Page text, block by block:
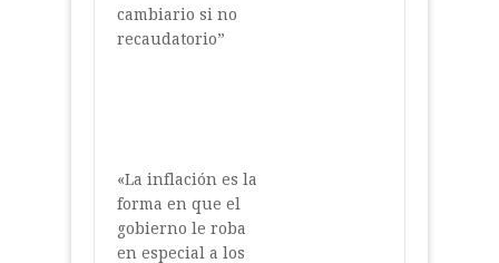
cambiario si no
recaudatorio”
«La inflación es la
forma en que el
gobierno le roba
en especial a los